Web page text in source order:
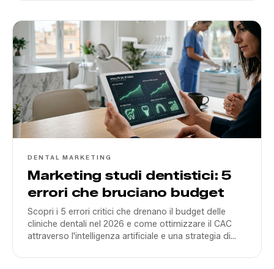
DENTAL MARKETING
Marketing studi dentistici: 5
errori che bruciano budget
Scopri i 5 errori critici che drenano il budget delle
cliniche dentali nel 2026 e come ottimizzare il CAC
attraverso l'intelligenza artificiale e una strategia di